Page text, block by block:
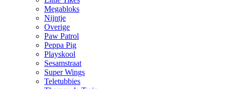
Megabloks
Nijntje
Overige
Paw Patrol
Peppa Pig
Playskool
Sesamstraat
Super Wings
Teletubbies